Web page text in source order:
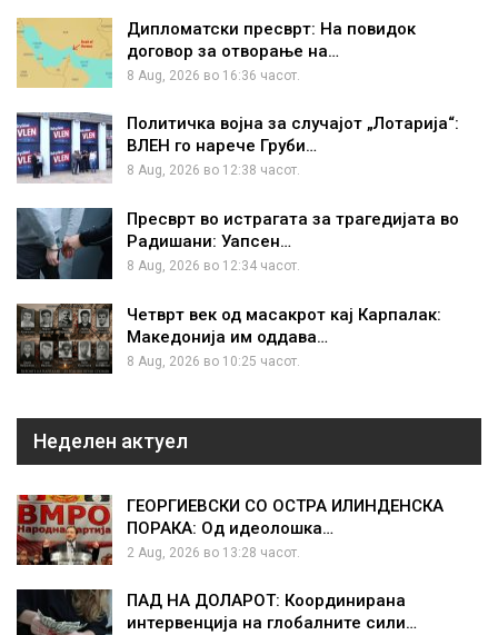
Дипломатски пресврт: На повидок
договор за отворање на…
8 Aug, 2026 во 16:36 часот.
Политичка војна за случајот „Лотарија“:
ВЛЕН го нарече Груби…
8 Aug, 2026 во 12:38 часот.
Пресврт во истрагата за трагедијата во
Радишани: Уапсен…
8 Aug, 2026 во 12:34 часот.
Четврт век од масакрот кај Карпалак:
Македонија им оддава…
8 Aug, 2026 во 10:25 часот.
Неделен актуел
ГЕОРГИЕВСКИ СО ОСТРА ИЛИНДЕНСКА
ПОРАКА: Од идеолошка…
2 Aug, 2026 во 13:28 часот.
ПАД НА ДОЛАРОТ: Координирана
интервенција на глобалните сили…